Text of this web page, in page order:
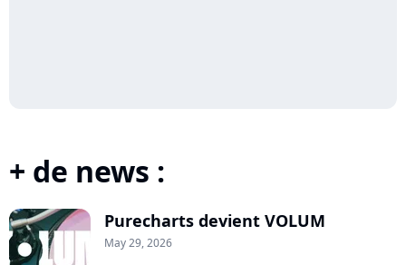
+ de news :
Purecharts devient VOLUM
May 29, 2026